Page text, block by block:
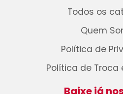
Todos os
Quem
Política de
Política de Troca
Baixe já